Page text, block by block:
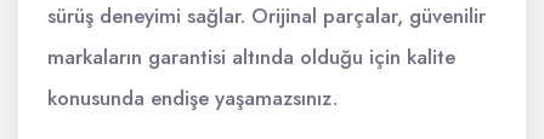
sürüş deneyimi sağlar. Orijinal parçalar, güvenilir
markaların garantisi altında olduğu için kalite
konusunda endişe yaşamazsınız.